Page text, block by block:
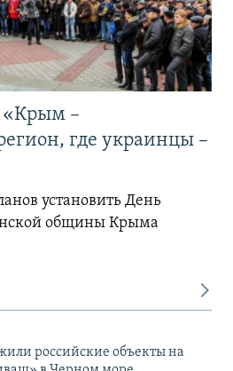
–
где украинцы –
установить День
общины Крыма
российские объекты на